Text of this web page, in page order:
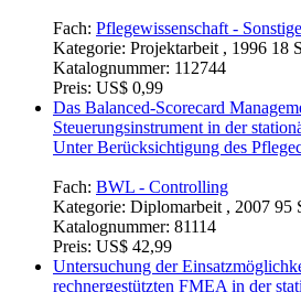
Fach: Pflegewissenschaft -
Kategorie: Projektarbeit , 1996 18
Katalognummer: 112744
Preis: US$ 0,99
Das Balanced-Scorecard
Steuerungsinstrument in der
Unter Berücksichtigung des
Fach: BWL - Controlling
Kategorie: Diplomarbeit , 2007 95
Katalognummer: 81114
Preis: US$ 42,99
Untersuchung der
rechnergestützten FMEA in der